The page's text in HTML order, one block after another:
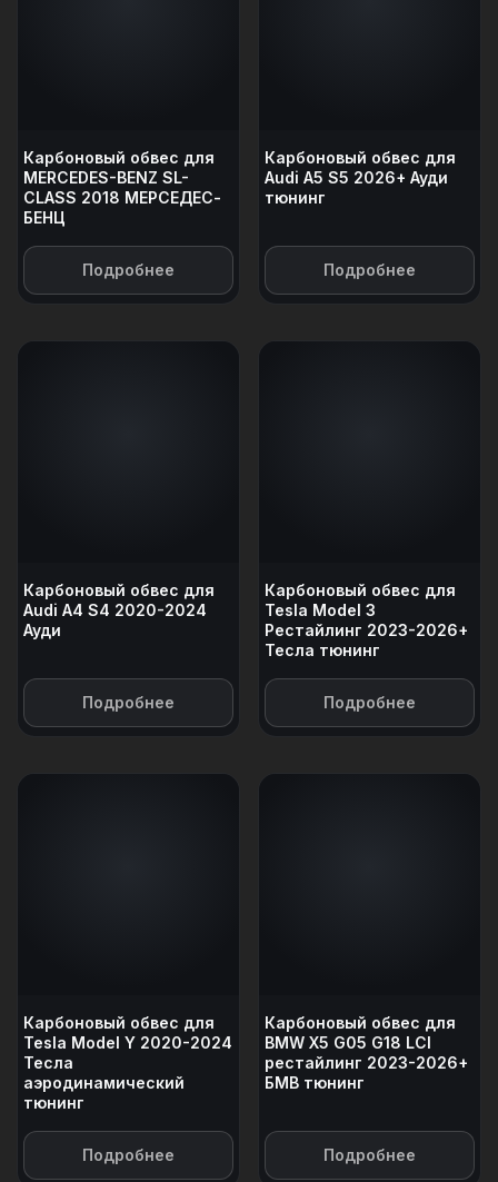
Карбоновый обвес для
MERCEDES-BENZ SL-
CLASS 2018 МЕРСЕДЕС-
БЕНЦ
Подробнее
Карбоновый обвес для
Audi A5 S5 2026+ Ауди
тюнинг
Подробнее
Карбоновый обвес для
Audi A4 S4 2020-2024
Ауди
Подробнее
Карбоновый обвес для
Tesla Model 3
Рестайлинг 2023-2026+
Тесла тюнинг
Подробнее
Карбоновый обвес для
Tesla Model Y 2020-2024
Тесла
аэродинамический
тюнинг
Подробнее
Карбоновый обвес для
BMW X5 G05 G18 LCI
рестайлинг 2023-2026+
БМВ тюнинг
Подробнее